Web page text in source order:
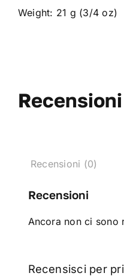
Weight: 21 g (3/4 oz)
Recensioni
Recensioni (0)
Recensioni
Ancora non ci sono
Recensisci per